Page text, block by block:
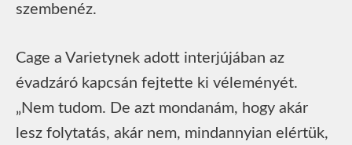
szembenéz.
Cage a Varietynek adott interjújában az
évadzáró kapcsán fejtette ki véleményét.
„Nem tudom. De azt mondanám, hogy akár
lesz folytatás, akár nem, mindannyian elértük,